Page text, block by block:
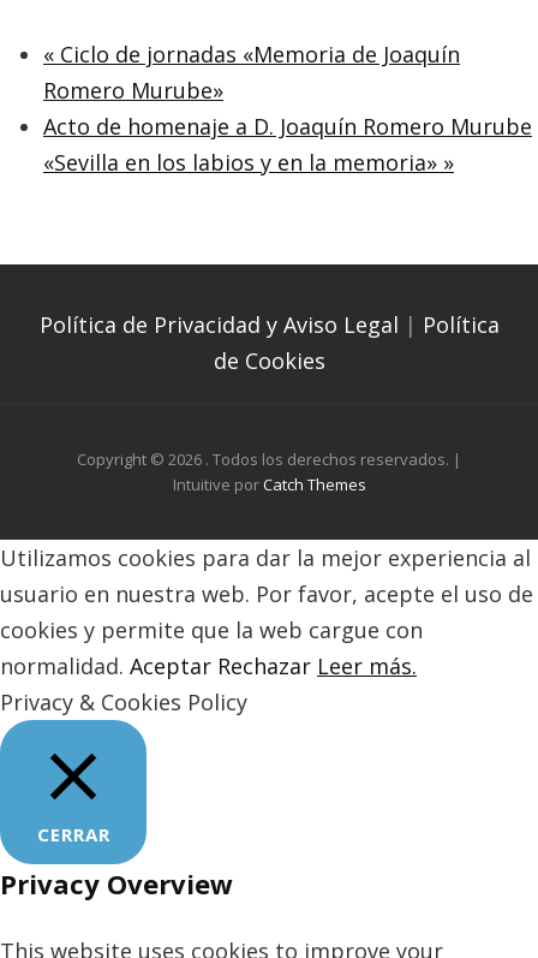
« Ciclo de jornadas «Memoria de Joaquín
Romero Murube»
Acto de homenaje a D. Joaquín Romero Murube
«Sevilla en los labios y en la memoria» »
Política de Privacidad y Aviso Legal | Política
de Cookies
Copyright © 2026 . Todos los derechos reservados. |
Intuitive porCatch Themes
Utilizamos cookies para dar la mejor experiencia al
usuario en nuestra web. Por favor, acepte el uso de
cookies y permite que la web cargue con
normalidad. Aceptar Rechazar Leer más.
Privacy & Cookies Policy
CERRAR
Privacy Overview
This website uses cookies to improve your